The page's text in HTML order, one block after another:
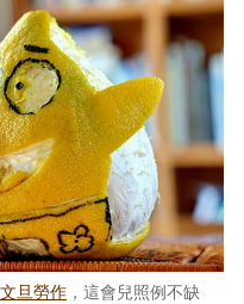
文旦勞作 ，這會兒照例不缺